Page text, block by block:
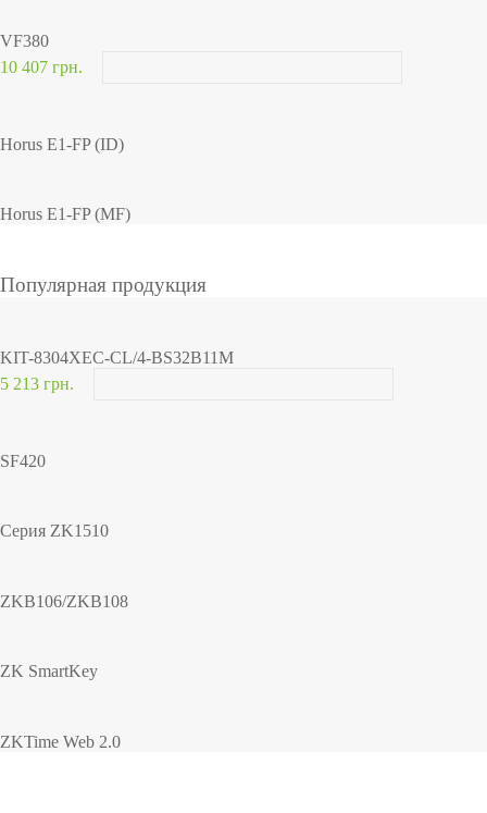
VF380
10 407 грн.
Horus E1-FP (ID)
Horus E1-FP (MF)
Популярная продукция
KIT-8304XEC-CL/4-BS32B11M
5 213 грн.
SF420
Серия ZK1510
ZKB106/ZKB108
ZK SmartKey
ZKTime Web 2.0